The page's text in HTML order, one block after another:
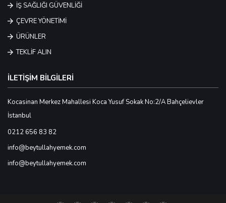
İŞ SAĞLIĞI GÜVENLİĞİ
ÇEVRE YÖNETİMİ
ÜRÜNLER
TEKLİF ALIN
İLETİŞİM BİLGİLERİ
Kocasinan Merkez Mahallesi Koca Yusuf Sokak No:2/A Bahçelievler
İstanbul
0212 656 83 82
info@beytullahyemek.com
info@beytullahyemek.com